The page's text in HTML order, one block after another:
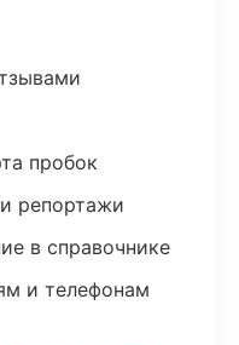
пробок
репортажи
в справочнике
и телефонам